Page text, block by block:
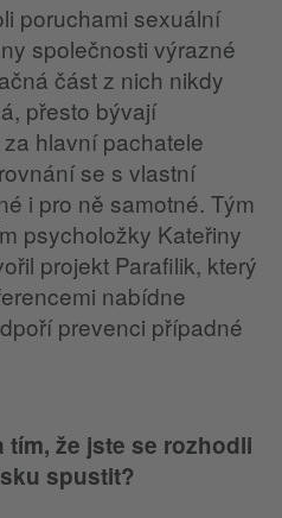
poruchami sexuální
společnosti výrazné
část z nich nikdy
přesto bývají
hlavní pachatele
se s vlastní
i pro ně samotné. Tým
psycholožky Kateřiny
projekt Parafilik, který
nabídne
prevenci případné
že jste se rozhodli
spustit?